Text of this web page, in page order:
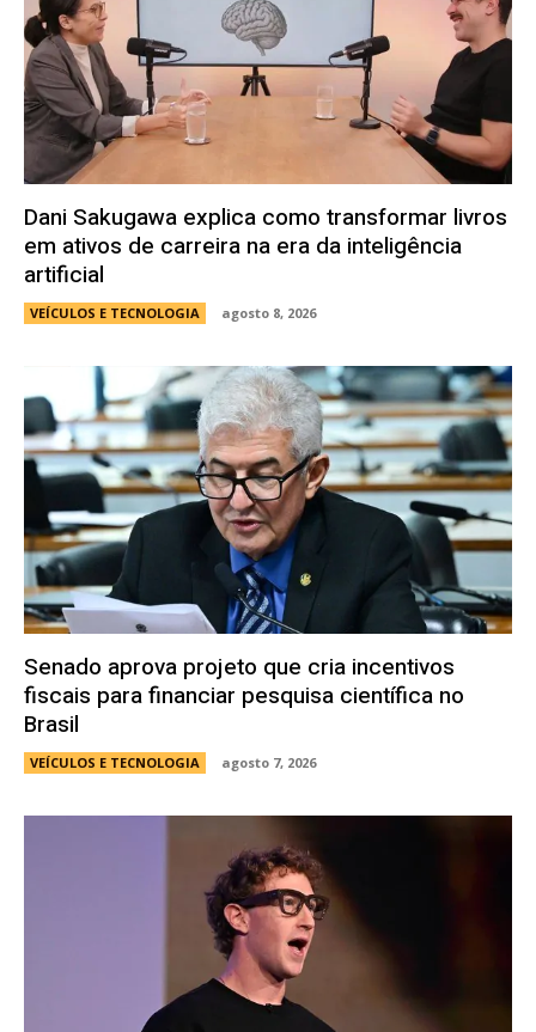
Dani Sakugawa explica como transformar livros
em ativos de carreira na era da inteligência
artificial
VEÍCULOS E TECNOLOGIA agosto 8, 2026
Senado aprova projeto que cria incentivos
fiscais para financiar pesquisa científica no
Brasil
VEÍCULOS E TECNOLOGIA agosto 7, 2026